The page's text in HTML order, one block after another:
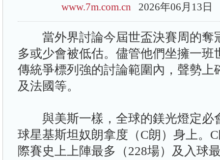
www.7m.com.cn 2026年06月13日
當外界討論今屆世盃決賽周的奪
多或少會被低估。儘管他們坐擁一班
傳統爭標列強的討論範圍內，聲勢上
及法國等。
與美斯一樣，全球的鎂光燈定必
球星基斯坦奴朗拿度（C朗）身上。
際賽史上上陣最多（228場）及入球